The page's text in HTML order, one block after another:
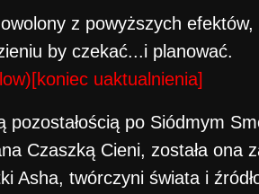
z powyższych efektów,
by czekać...i planować.
uaktualnienia]
pozostałością po Siódmym
Czaszką Cieni, została ona
Asha, twórczyni świata i